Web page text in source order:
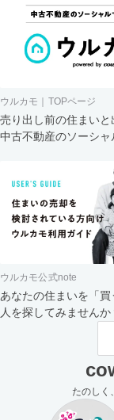
ウルカモ｜TOPページ
売り出し前の住まいと
中古不動産のソーシャ
ウルカモ公式note
あなたの住まいを「買
人を探してみませんか
たのしく